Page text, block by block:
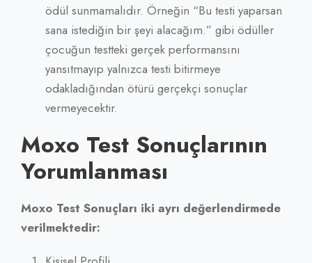
ödül sunmamalıdır. Örneğin “Bu testi yaparsan
sana istediğin bir şeyi alacağım.” gibi ödüller
çocuğun testteki gerçek performansını
yansıtmayıp yalnızca testi bitirmeye
odakladığından ötürü gerçekçi sonuçlar
vermeyecektir.
Moxo Test Sonuçlarının
Yorumlanması
Moxo Test Sonuçları iki ayrı değerlendirmede
verilmektedir: